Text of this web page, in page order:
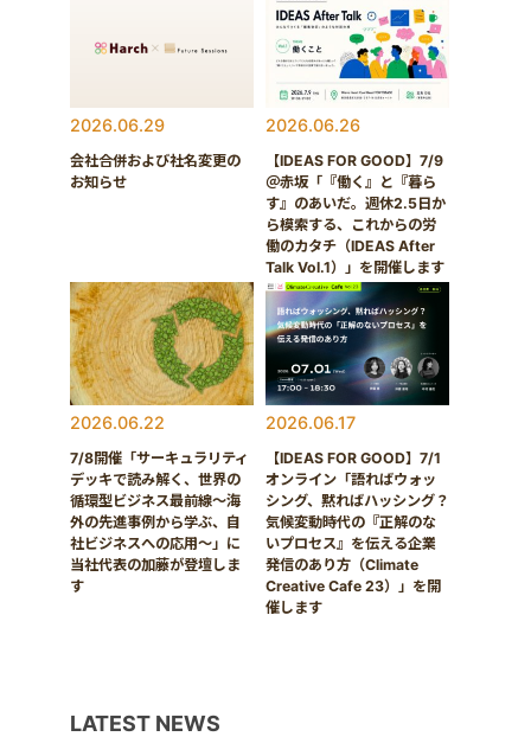
2026.06.29
会社合併および社名変更の
お知らせ
2026.06.26
【IDEAS FOR GOOD】7/9
＠赤坂「『働く』と『暮ら
す』のあいだ。週休2.5日か
ら模索する、これからの労
働のカタチ（IDEAS After
Talk Vol.1）」を開催します
2026.06.22
7/8開催「サーキュラリティ
デッキで読み解く、世界の
循環型ビジネス最前線〜海
外の先進事例から学ぶ、自
社ビジネスへの応用〜」に
当社代表の加藤が登壇しま
す
2026.06.17
【IDEAS FOR GOOD】7/1
オンライン「語ればウォッ
シング、黙ればハッシング？
気候変動時代の『正解のな
いプロセス』を伝える企業
発信のあり方（Climate
Creative Cafe 23）」を開
催します
LATEST NEWS